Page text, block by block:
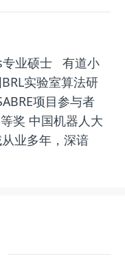
专业硕士 有道小
实验室算法研
项目参与者
奖 中国机器人大
业多年，深谙